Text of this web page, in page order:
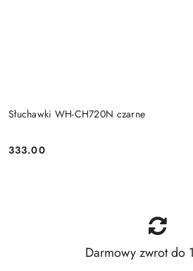
Słuchawki WH-CH720N czarne
Price:
333.00
Darmowy zwrot do